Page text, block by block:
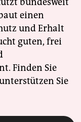
einen
und Erhalt
guten, frei
Finden Sie
Sie